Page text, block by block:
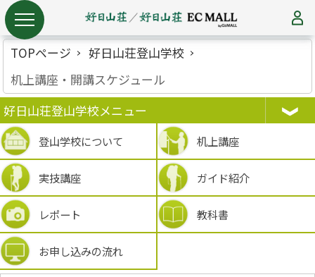
TOPページ
好日山荘登山学校
机上講座・開講スケジュール
好日山荘登山学校メニュー
登山学校について 机上講座
実技講座 ガイド紹介
レポート 教科書
お申し込みの流れ